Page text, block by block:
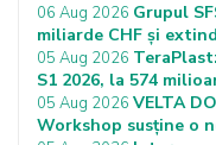
06 Aug 2026 Grupul
miliarde CHF și
05 Aug 2026
S1 2026, la 574
05 Aug 2026 VELTA
Workshop susține o